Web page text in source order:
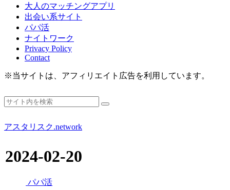
大人のマッチングアプリ
出会い系サイト
パパ活
ナイトワーク
Privacy Policy
Contact
※当サイトは、アフィリエイト広告を利用しています。
アスタリスク.network
2024-02-20
パパ活